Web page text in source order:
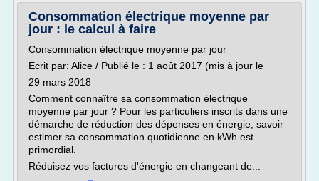
Consommation électrique moyenne par
jour : le calcul à faire
Consommation électrique moyenne par jour
Ecrit par: Alice / Publié le : 1 août 2017 (mis à jour le
29 mars 2018
Comment connaître sa consommation électrique
moyenne par jour ? Pour les particuliers inscrits dans une
démarche de réduction des dépenses en énergie, savoir
estimer sa consommation quotidienne en kWh est
primordial.
Réduisez vos factures d'énergie en changeant de...